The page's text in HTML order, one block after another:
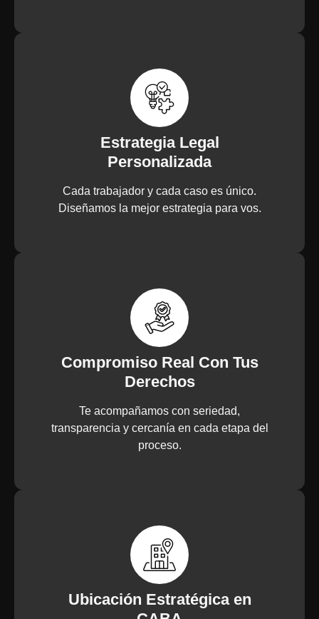
Estrategia Legal
Personalizada
Cada trabajador y cada caso es único.
Diseñamos la mejor estrategia para vos.
Compromiso Real Con Tus
Derechos
Te acompañamos con seriedad,
transparencia y cercanía en cada etapa del
proceso.
Ubicación Estratégica en